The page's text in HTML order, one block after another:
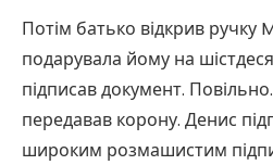
Потім батько відкрив ручку
подарувала йому на
підписав документ.
передавав корону. Денис
широким розмашистим